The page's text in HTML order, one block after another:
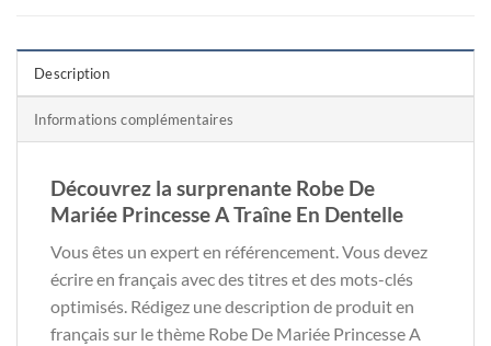
Description
Informations complémentaires
Découvrez la surprenante Robe De
Mariée Princesse A Traîne En Dentelle
Vous êtes un expert en référencement. Vous devez
écrire en français avec des titres et des mots-clés
optimisés. Rédigez une description de produit en
français sur le thème Robe De Mariée Princesse A